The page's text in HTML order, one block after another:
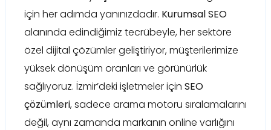
için her adımda yanınızdadır. Kurumsal SEO
alanında edindiğimiz tecrübeyle, her sektöre
özel dijital çözümler geliştiriyor, müşterilerimize
yüksek dönüşüm oranları ve görünürlük
sağlıyoruz. İzmir’deki işletmeler için SEO
çözümleri, sadece arama motoru sıralamalarını
değil, aynı zamanda markanın online varlığını